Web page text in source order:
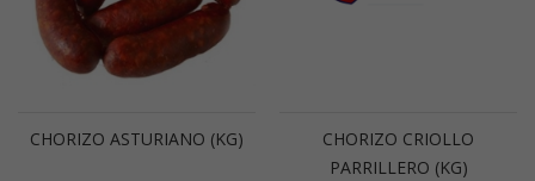
CHORIZO ASTURIANO (KG)
CHORIZO CRIOLLO
PARRILLERO (KG)